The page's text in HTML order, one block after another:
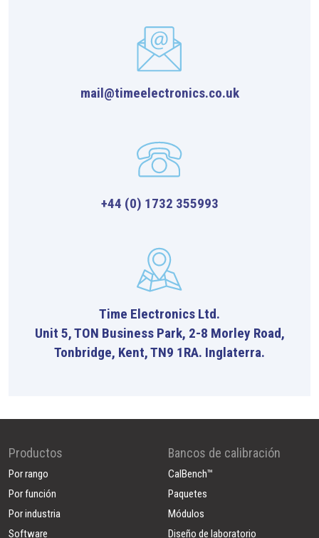
mail@timeelectronics.co.uk
+44 (0) 1732 355993
Time Electronics Ltd.
Unit 5, TON Business Park, 2-8 Morley Road,
Tonbridge, Kent, TN9 1RA. Inglaterra.
Productos
Por rango
Por función
Por industria
Software
Bancos de calibración
CalBench™
Paquetes
Módulos
Diseño de laboratorio